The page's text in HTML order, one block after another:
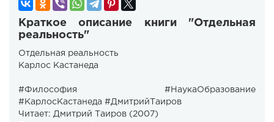
Краткое описание книги "Отдельная
реальность"
Отдельная реальность
Карлос Кастанеда ‌‌‌‎
#Философия #НаукаОбразование
#КарлосКастанеда #ДмитрийТаиров
Читает: Дмитрий Таиров (2007)